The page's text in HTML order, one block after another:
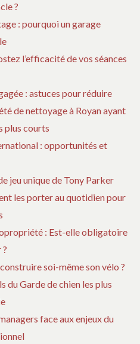
?
: pourquoi un garage
l’efficacité de vos séances
: astuces pour réduire
de nettoyage à Royan ayant
plus courts
: opportunités et
jeu unique de Tony Parker
les porter au quotidien pour
: Est-elle obligatoire
soi-même son vélo ?
du Garde de chien les plus
face aux enjeux du